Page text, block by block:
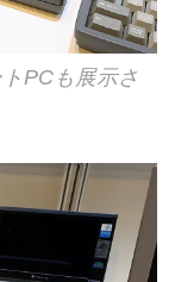
PCも展示さ